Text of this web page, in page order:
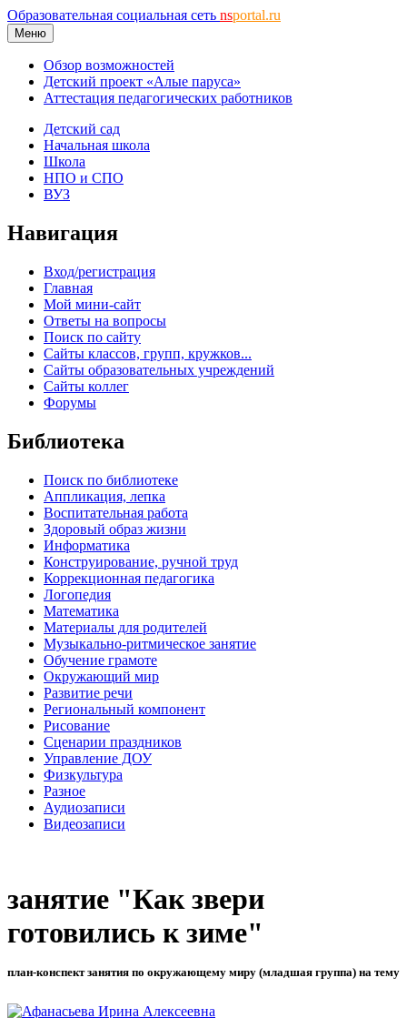
Образовательная социальная сеть nsportal.ru
Меню
Обзор возможностей
Детский проект «Алые паруса»
Аттестация педагогических работников
Детский сад
Начальная школа
Школа
НПО и СПО
ВУЗ
Навигация
Вход/регистрация
Главная
Мой мини-сайт
Ответы на вопросы
Поиск по сайту
Сайты классов, групп, кружков...
Сайты образовательных учреждений
Сайты коллег
Форумы
Библиотека
Поиск по библиотеке
Аппликация, лепка
Воспитательная работа
Здоровый образ жизни
Информатика
Конструирование, ручной труд
Коррекционная педагогика
Логопедия
Математика
Материалы для родителей
Музыкально-ритмическое занятие
Обучение грамоте
Окружающий мир
Развитие речи
Региональный компонент
Рисование
Сценарии праздников
Управление ДОУ
Физкультура
Разное
Аудиозаписи
Видеозаписи
занятие "Как звери
готовились к зиме"
план-конспект занятия по окружающему миру (младшая группа) на тему